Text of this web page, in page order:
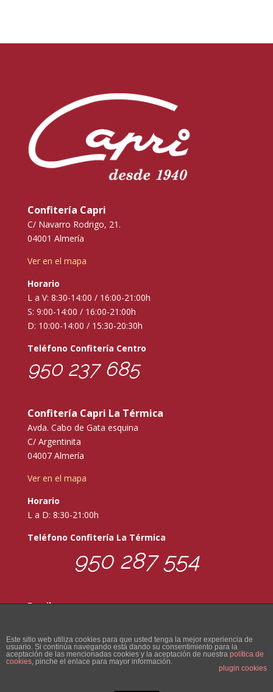
Confitería Capri
C/ Navarro Rodrigo, 21.
04001 Almería
Ver en el mapa
Horario
L a V: 8:30-14:00 / 16:00-21:00h
S: 9:00-14:00 / 16:00-21:00h
D: 10:00-14:00 / 15:30-20:30h
Teléfono Confitería Centro
950 237 685
Confitería Capri La Térmica
Avda. Cabo de Gata esquina
C/ Argentinita
04007 Almería
Ver en el mapa
Horario
L a D: 8:30-21:00h
Teléfono Confitería La Térmica
950 287 554
Email:
Este sitio web utiliza cookies para que usted tenga la mejor experiencia de
usuario. Si continúa navegando está dando su consentimiento para la
aceptación de las mencionadas cookies y la aceptación de nuestra política de
cookies, pinche el enlace para mayor información.
plugin cookies